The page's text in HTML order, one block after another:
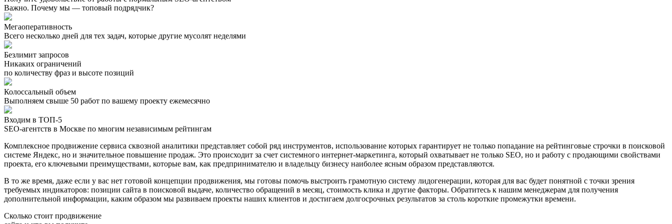
Важно. Почему мы — топовый подрядчик?
Мегаоперативность
Всего несколько дней для тех задач, которые другие мусолят неделями
Безлимит запросов
Никаких ограничений
по количеству фраз и высоте позиций
Колоссальный объем
Выполняем свыше 50 работ по вашему проекту ежемесячно
Входим в ТОП-5
SEO-агентств в Москве по многим независимым рейтингам
Комплексное продвижение сервиса сквозной аналитики представляет собой ряд инструментов, использование которых гарантирует не только попадание на рейтинговые строчки в поисковой
системе Яндекс, но и значительное повышение продаж. Это происходит за счет системного интернет-маркетинга, который охватывает не только SEO, но и работу с продающими свойствами
проекта, его ключевыми преимуществами, которые вам, как предпринимателю и владельцу бизнесу наиболее ясным образом представляются.
В то же время, даже если у вас нет готовой концепции продвижения, мы готовы помочь выстроить грамотную систему лидогенерации, которая для вас будет понятной с точки зрения
требуемых индикаторов: позиции сайта в поисковой выдаче, количество обращений в месяц, стоимость клика и другие факторы. Обратитесь к нашим менеджерам для получения
дополнительной информации, каким образом мы развиваем проекты наших клиентов и достигаем долгосрочных результатов за столь короткие промежутки времени.
Сколько стоит продвижение